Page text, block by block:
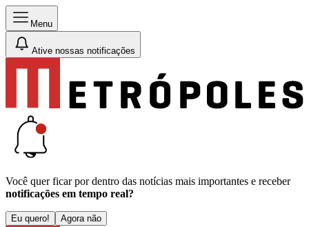
Menu
Ative nossas notificações
Você quer ficar por dentro das notícias mais importantes e receber
notificações em tempo real?
Eu quero! Agora não